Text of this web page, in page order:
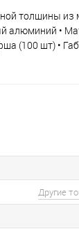
толщины из
алюминий •
(100 шт) •
Другие